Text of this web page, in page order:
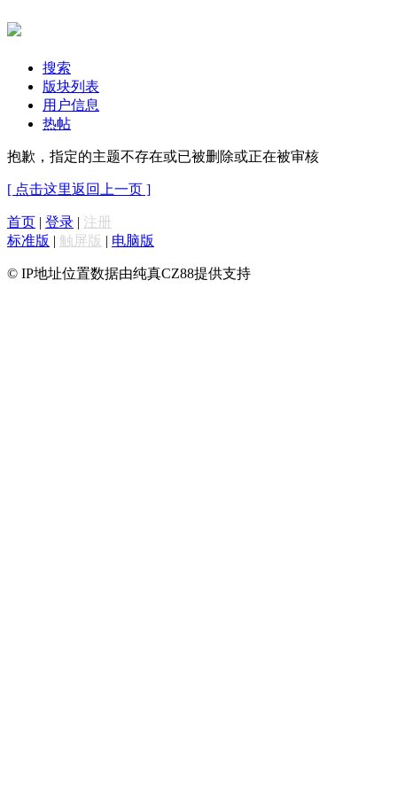
搜索
版块列表
用户信息
热帖
抱歉，指定的主题不存在或已被删除或正在被审核
[ 点击这里返回上一页 ]
首页 | 登录 | 注册
标准版 | 触屏版 | 电脑版
© IP地址位置数据由纯真CZ88提供支持